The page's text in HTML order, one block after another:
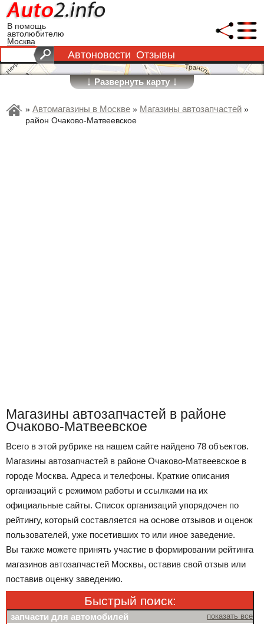
В помощь
автолюбителю
Москва
Автоновости Отзывы
↓Развернуть карту↓
» Автомагазины в Москве » Магазины автозапчастей »
район Очаково-Матвеевское
Магазины автозапчастей в районе
Очаково-Матвеевское
Всего в этой рубрике на нашем сайте найдено 78 объектов.
Магазины автозапчастей в районе Очаково-Матвеевское в
городе Москва. Адреса и телефоны. Краткие описания
организаций с режимом работы и ссылками на их
официальные сайты. Список организаций упорядочен по
рейтингу, который составляется на основе отзывов и оценок
пользователей, уже посетивших то или иное заведение.
Вы также можете принять участие в формировании рейтинга
магазинов автозапчастей Москвы, оставив свой отзыв или
поставив оценку заведению.
Быстрый поиск:
запчасти для автомобилей показать все